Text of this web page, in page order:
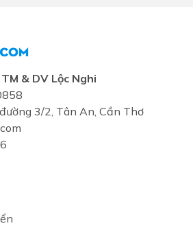
& DV Lộc Nghi
3/2, Tân An, Cần Thơ